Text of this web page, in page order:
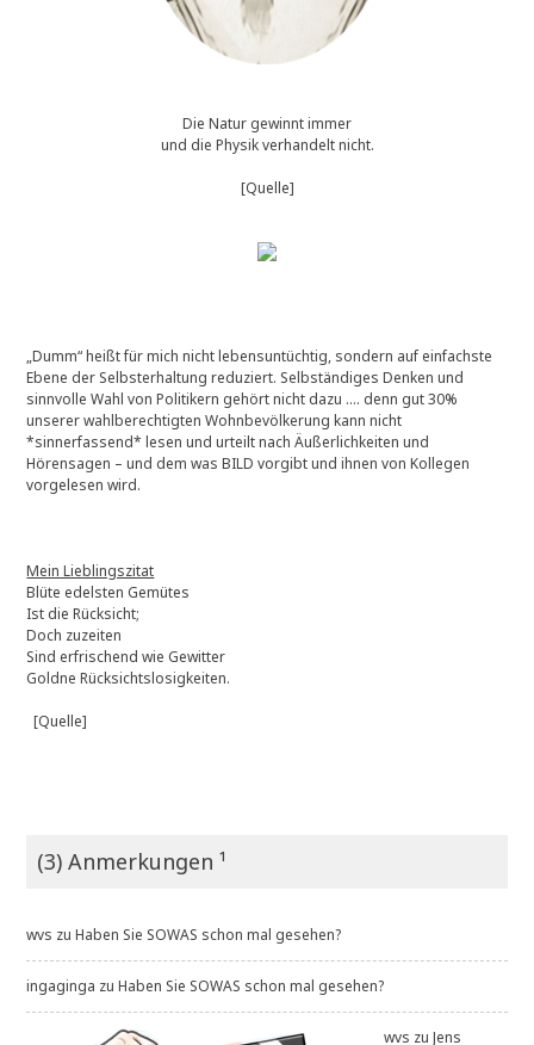
Die Natur gewinnt immer
und die Physik verhandelt nicht.
[Quelle]
„Dumm“ heißt für mich nicht lebensuntüchtig, sondern auf einfachste
Ebene der Selbsterhaltung reduziert. Selbständiges Denken und
sinnvolle Wahl von Politikern gehört nicht dazu …. denn gut 30%
unserer wahlberechtigten Wohnbevölkerung kann nicht
*sinnerfassend* lesen und urteilt nach Äußerlichkeiten und
Hörensagen – und dem was BILD vorgibt und ihnen von Kollegen
vorgelesen wird.
Mein Lieblingszitat
Blüte edelsten Gemütes
Ist die Rücksicht;
Doch zuzeiten
Sind erfrischend wie Gewitter
Goldne Rücksichtslosigkeiten.
[Quelle]
(3) Anmerkungen ¹
wvs zuHaben Sie SOWAS schon mal gesehen?
ingaginga zuHaben Sie SOWAS schon mal gesehen?
wvs zuJens